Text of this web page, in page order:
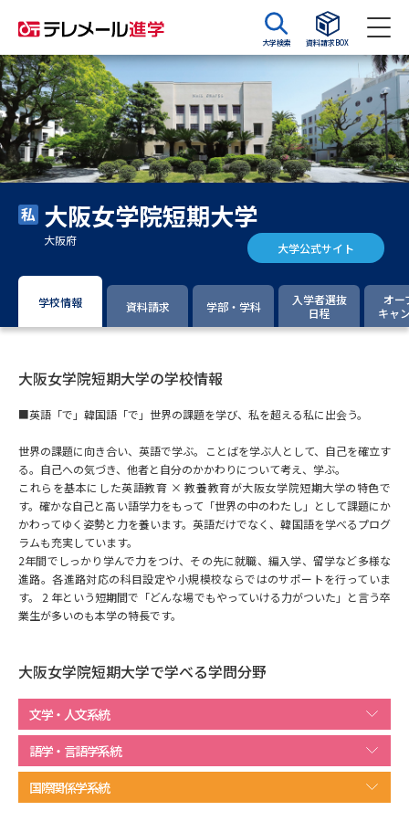
大学検索 資料請求BOX
資料請求 資料検索
大学・短大の資料種類から請求
大学パンフ 学部・学科パンフ
集要項＆願書
大学入学共通テスト利用選抜の
専門学校の資料請求 大学院の資料請求
留学・進学関連、塾・予備校
大学入学共通テスト「受験案
内」の請求
大学入学共通テスト「受験上の
配慮案内」の請求
高等学校卒業程度認定試験
幼稚園教員資格認定試験 小学校教員資格認定試験
高等学校（情報）教員資格認定
試験
大学研究
大学で学べる内容や特徴を調べる
新増設大学・学部・学科特集
大阪女学院短期大学
大阪府 大学公式サイト
学校情報 資料請求 学部・学科
入学者選抜
日程
オー
キャ
大阪女学院短期大学の学校情報
■英語「で」韓国語「で」世界の課題を学び、私を超える私に出会う。
世界の課題に向き合い、英語で学ぶ。ことばを学ぶ人として、自己を確立す
る。自己への気づき、他者と自分のかかわりについて考え、学ぶ。
これらを基本にした英語教育 × 教養教育が大阪女学院短期大学の特色で
す。確かな自己と高い語学力をもって「世界の中のわたし」として課題にか
かわってゆく姿勢と力を養います。英語だけでなく、韓国語を学べるプログ
ラムも充実しています。
2年間でしっかり学んで力をつけ、その先に就職、編入学、留学など多様な
進路。各進路対応の科目設定や小規模校ならではのサポートを行っていま
す。 2 年という短期間で「どんな場でもやっていける力がついた」と言う卒
業生が多いのも本学の特長です。
大阪女学院短期大学で学べる学問分野
文学・人文系統
語学・言語学系統
国際関係学系統